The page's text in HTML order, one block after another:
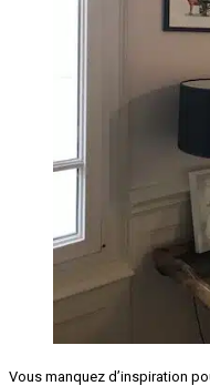
Vous manquez d’inspiration